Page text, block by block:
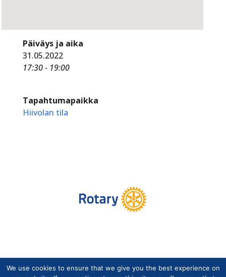
Päiväys ja aika
31.05.2022
17:30 - 19:00
Tapahtumapaikka
Hiivolan tila
Copyright © Suomen Rotarypalvelu ry 2026 |
We use cookies to ensure that we give you the best experience on